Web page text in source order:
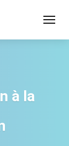
à la